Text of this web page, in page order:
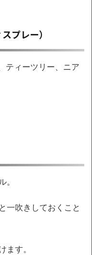
プレー）
ティーツリー、ニア
。
一吹きしておくこと
ます。